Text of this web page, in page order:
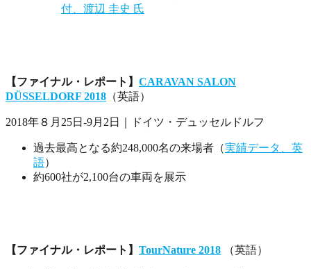
付、渡辺 圭史 氏
【ファイナル・レポート】 CARAVAN SALON
DÜSSELDORF 2018 （英語）
2018年８月25日-9月2日｜ドイツ・デュッセルドルフ
過去最高となる約248,000名の来場者（実績データ、英
語）
約600社が2,100台の車両を展示
【ファイナル・レポート】 TourNature 2018 （英語）